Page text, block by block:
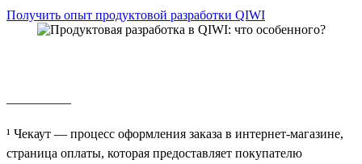
Получить опыт продуктовой разработки QIWI
¹ Чекаут — процесс оформления заказа в интернет-магазине,
страница оплаты, которая предоставляет покупателю